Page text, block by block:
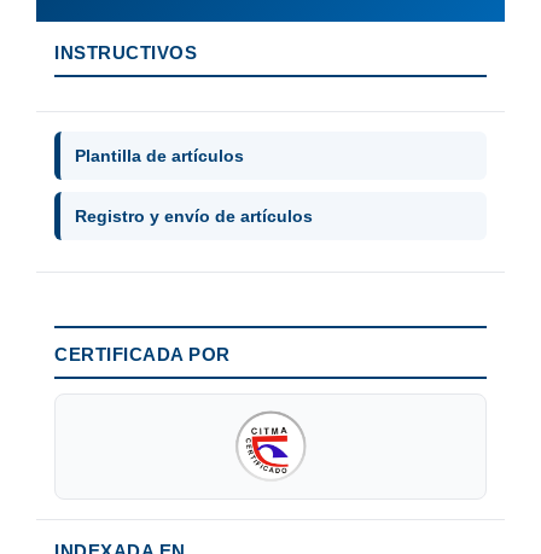
INSTRUCTIVOS
Plantilla de artículos
Registro y envío de artículos
CERTIFICADA POR